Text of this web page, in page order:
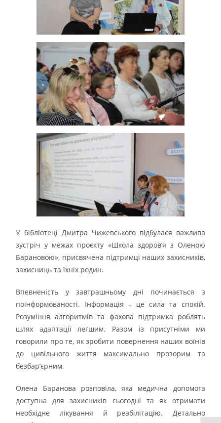
У бібліотеці Дмитра Чижевського відбулася важлива
зустріч у межах проєкту «Школа здоров’я з Оленою
Барановою», присвячена підтримці наших захисників,
захисниць та їхніх родин.
Впевненість у завтрашньому дні починається з
поінформованості. Інформація – це сила та спокій.
Розуміння алгоритмів та фахова підтримка роблять
шлях адаптації легшим. Разом із присутніми ми
говорили про те, як зробити повернення наших воїнів
до цивільного життя максимально прозорим та
безбар’єрним.
Олена Баранова розповіла, яка медична допомога
доступна для захисників сьогодні та як отримати
необхідне лікування й реабілітацію. Детально